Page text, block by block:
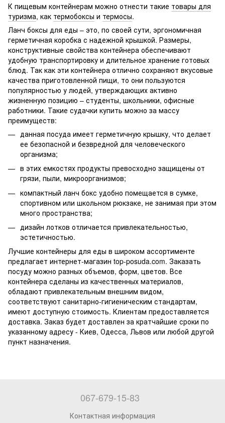
К пищевым контейнерам можно отнести такие товары для
туризма, как термобоксы и термосы.
Ланч боксы для еды – это, по своей сути, эргономичная
герметичная коробка с надежной крышкой. Размеры,
конструктивные свойства контейнера обеспечивают
удобную транспортировку и длительное хранение готовых
блюд. Так как эти контейнера отлично сохраняют вкусовые
качества приготовленной пищи, то они пользуются
популярностью у людей, утверждающих активно
жизненную позицию – студенты, школьники, офисные
работники. Такие судачки купить можно за массу
преимуществ:
данная посуда имеет герметичную крышку, что делает
ее безопасной и безвредной для человеческого
организма;
в этих емкостях продукты превосходно защищены от
грязи, пыли, микроорганизмов;
компактный ланч бокс удобно помещается в сумке,
спортивном или школьном рюкзаке, не занимая при этом
много пространства;
дизайн лотков отличается привлекательностью,
эстетичностью.
Лучшие контейнеры для еды в широком ассортименте
предлагает интернет-магазин top-posuda.com. Заказать
посуду можно разных объемов, форм, цветов. Все
контейнера сделаны из качественных материалов,
обладают привлекательным внешним видом,
соответствуют санитарно-гигиеническим стандартам,
имеют доступную стоимость. Клиентам предоставляется
доставка. Заказ будет доставлен за кратчайшие сроки по
указанному адресу - Киев, Одесса, Львов или любой другой
пункт назначения.
067-679-15-83
Контактная информация